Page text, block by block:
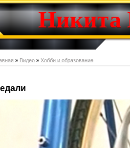
Никита
» Видео » Хобби и образование